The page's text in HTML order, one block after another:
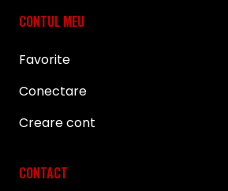
CONTUL MEU
Favorite
Conectare
Creare cont
CONTACT